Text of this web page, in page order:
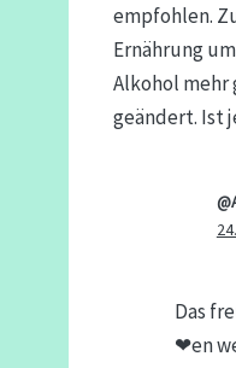
empfohlen.
Ernährung
Alkohol mehr
geändert. Ist
Das
❤en